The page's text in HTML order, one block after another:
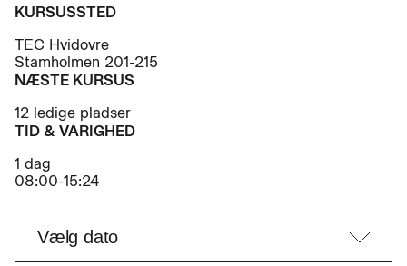
KURSUSSTED
TEC Hvidovre
Stamholmen 201-215
NÆSTE KURSUS
12 ledige pladser
TID & VARIGHED
1 dag
08:00-15:24